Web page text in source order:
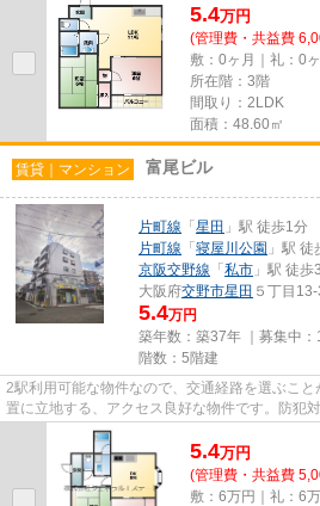
5.4万円
(管理費・共益費
敷：0ヶ月｜礼：0
所在階：3階
間取り：2LDK
面積：48.60㎡
賃貸｜マンション 富尾ビル
片町線 「 星田 」駅 徒歩1分
片町線 「 寝屋川公園 」駅
京阪交野線 「 私市 」駅 徒歩
大阪府交野市星田 ５丁目13-
5.4万円
築年数：築37年 ｜募集中：
階数：5階建
2駅利用可能な物件なので、交通経路を選ぶこ
置に立地する、アクセス良好な物件です。防犯
プの物件です。交野市エリア...
5.4万円
(管理費・共益費
敷：6万円｜礼：6